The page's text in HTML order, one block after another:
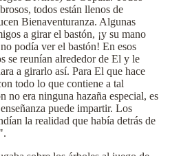
todos están llenos de
Bienaventuranza. Algunas
a girar el bastón, ¡y su mano
podía ver el bastón! En esos
se reunían alrededor de El y le
a girarlo así. Para El que hace
todo lo que contiene a tal
no era ninguna hazaña especial, es
puede impartir. Los
la realidad que había detrás de